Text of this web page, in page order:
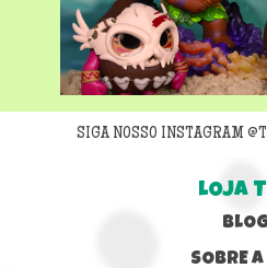
SIGA NOSSO INSTAGRAM
LOJA
BLOG
SOBRE A